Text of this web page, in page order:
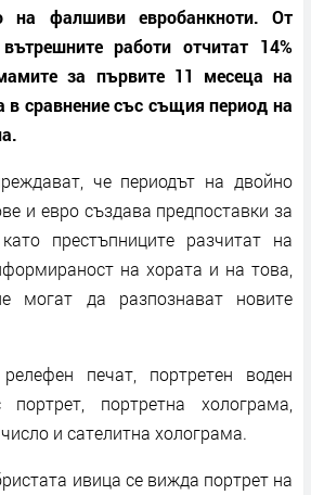
на фалшиви евробанкноти. От
работи отчитат 14%
за първите 11 месеца на
в сравнение със същия период на
че периодът на двойно
и евро създава предпоставки за
престъпниците разчитат на
на хората и на това,
да разпознават новите
печат, портретен воден
портретна холограма,
и сателитна холограма.
ивица се вижда портрет на